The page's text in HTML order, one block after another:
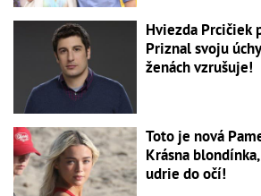
Hviezda Prcičiek
Priznal svoju
ženách vzrušuje!
Toto je nová
Krásna
udrie do očí!